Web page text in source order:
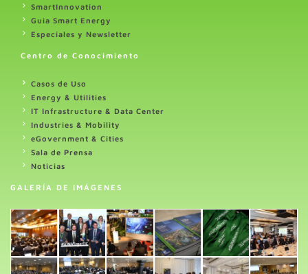
SmartInnovation
Guia Smart Energy
Especiales y Newsletter
Centro de Conocimiento
Casos de Uso
Energy & Utilities
IT Infrastructure & Data Center
Industries & Mobility
eGovernment & Cities
Sala de Prensa
Noticias
GALERÍA DE IMÁGENES